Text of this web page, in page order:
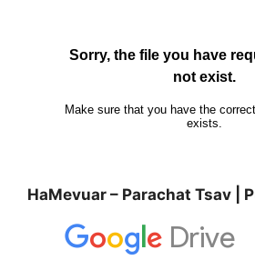
HaMevuar – Parachat Tsav |